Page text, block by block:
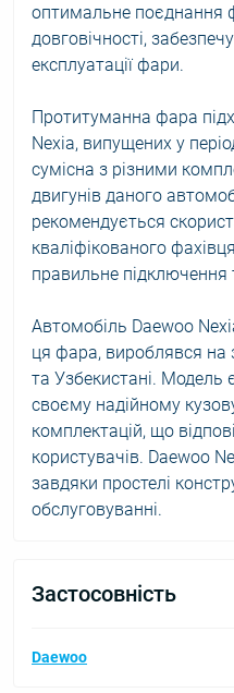
оптимальне поєднання
довговічності,
експлуатації фари.
Протитуманна фара
Nexia, випущених у
сумісна з різними
двигунів даного
рекомендується
кваліфікованого
правильне
Автомобіль Daewoo
ця фара, вироблявся на
та Узбекистані.
своєму надійному
комплектацій, що
користувачів. Daewoo
завдяки простелі
обслуговуванні.
Застосовність
Daewoo